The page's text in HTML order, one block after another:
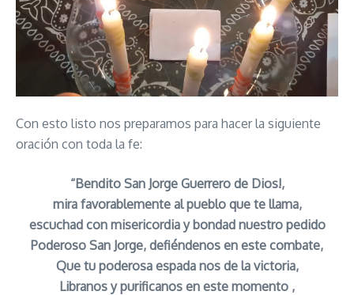
Con esto listo nos preparamos para hacer la siguiente
oración con toda la fe:
“Bendito San Jorge Guerrero de Dios!,
mira favorablemente al pueblo que te llama,
escuchad con misericordia y bondad nuestro pedido
Poderoso San Jorge, defiéndenos en este combate,
Que tu poderosa espada nos de la victoria,
Libranos y purificanos en este momento ,